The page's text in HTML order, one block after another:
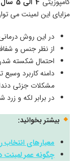
مزایای این لمینت می‌
در این روش
از نظر جنس و
احتمال شکسته
دامنه کاربرد
مشکلات جزئی
در برابر لکه و
بیشتر بخوانید:
معیارهای
چگونه عمر لمینت